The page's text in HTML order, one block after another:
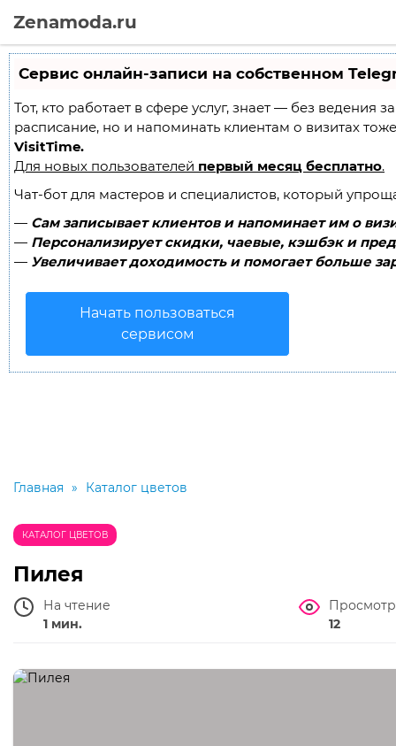
Zenamoda.ru
Сервис онлайн-записи на собственном
Тот, кто работает в сфере услуг, знает — без ведения
расписание, но и напоминать клиентам о визитах
VisitTime.
Для новых пользователей первый месяц бесплатно.
Чат-бот для мастеров и специалистов, который
— Сам записывает клиентов и напоминает им о
— Персонализирует скидки, чаевые, кэшбэк и
— Увеличивает доходимость и помогает больше
Начать пользоваться
сервисом
Главная » Каталог цветов
КАТАЛОГ ЦВЕТОВ
Пилея
На чтение
1 мин.
12